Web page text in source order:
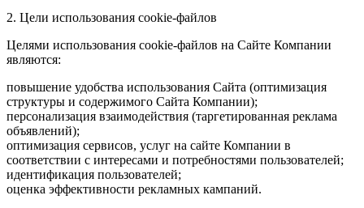
2. Цели использования cookie-файлов
Целями использования cookie-файлов на Сайте Компании
являются:
повышение удобства использования Сайта (оптимизация
структуры и содержимого Сайта Компании);
персонализация взаимодействия (таргетированная реклама
объявлений);
оптимизация сервисов, услуг на сайте Компании в
соответствии с интересами и потребностями пользователей;
идентификация пользователей;
оценка эффективности рекламных кампаний.